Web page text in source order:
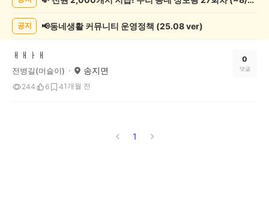
록
공지 📢동네생활 커뮤니티 운영정책 (25.08 ver)
ㅐㅐㅏㅐ
전병길(머슬이) 송지면
244 6 41개월 전
0
댓글
1